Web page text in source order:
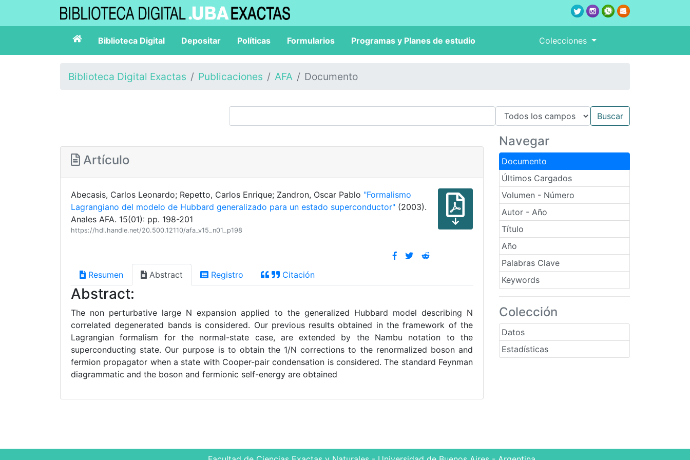
Biblioteca Digital Depositar Políticas Formularios Programas y Planes de estudio Colecciones
Biblioteca Digital Exactas Publicaciones AFA Documento
Navegar
Documento
Últimos Cargados
Volumen - Número
Autor - Año
Título
Año
Palabras Clave
Keywords
Colección
Datos
Estadísticas
Artículo
Abecasis, Carlos Leonardo; Repetto, Carlos Enrique; Zandron, Oscar Pablo "Formalismo
Lagrangiano del modelo de Hubbard generalizado para un estado superconductor" (2003).
Anales AFA. 15(01): pp. 198-201
https://hdl.handle.net/20.500.12110/afa_v15_n01_p198
Resumen Abstract Registro Citación
Abstract:
The non perturbative large N expansion applied to the generalized Hubbard model describing N
correlated degenerated bands is considered. Our previous results obtained in the framework of the
Lagrangian formalism for the normal-state case, are extended by the Nambu notation to the
superconducting state. Our purpose is to obtain the 1/N corrections to the renormalized boson and
fermion propagator when a state with Cooper-pair condensation is considered. The standard Feynman
diagrammatic and the boson and fermionic self-energy are obtained